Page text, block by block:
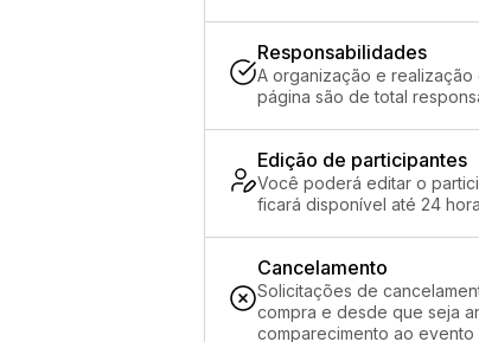
Responsabilidades
A organização e
página são de total
Edição de participantes
Você poderá editar o
ficará disponível até 24
Cancelamento
Solicitações de
compra e desde que seja
comparecimento ao